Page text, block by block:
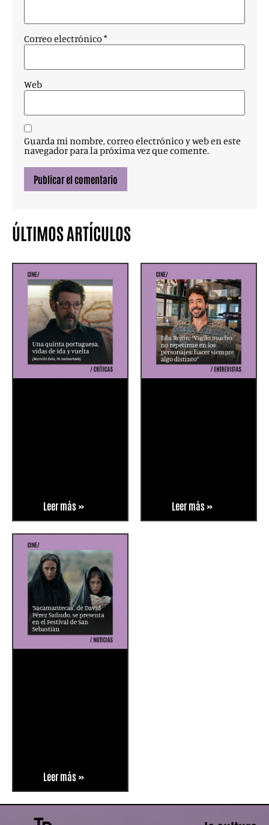
Correo electrónico *
Web
Guarda mi nombre, correo electrónico y web en este
navegador para la próxima vez que comente.
ÚLTIMOS ARTÍCULOS
Leer más » Leer más »
Leer más »